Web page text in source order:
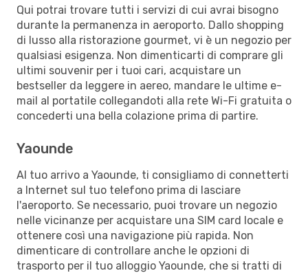
Qui potrai trovare tutti i servizi di cui avrai bisogno
durante la permanenza in aeroporto. Dallo shopping
di lusso alla ristorazione gourmet, vi è un negozio per
qualsiasi esigenza. Non dimenticarti di comprare gli
ultimi souvenir per i tuoi cari, acquistare un
bestseller da leggere in aereo, mandare le ultime e-
mail al portatile collegandoti alla rete Wi-Fi gratuita o
concederti una bella colazione prima di partire.
Yaounde
Al tuo arrivo a Yaounde, ti consigliamo di connetterti
a Internet sul tuo telefono prima di lasciare
l'aeroporto. Se necessario, puoi trovare un negozio
nelle vicinanze per acquistare una SIM card locale e
ottenere così una navigazione più rapida. Non
dimenticare di controllare anche le opzioni di
trasporto per il tuo alloggio Yaounde, che si tratti di